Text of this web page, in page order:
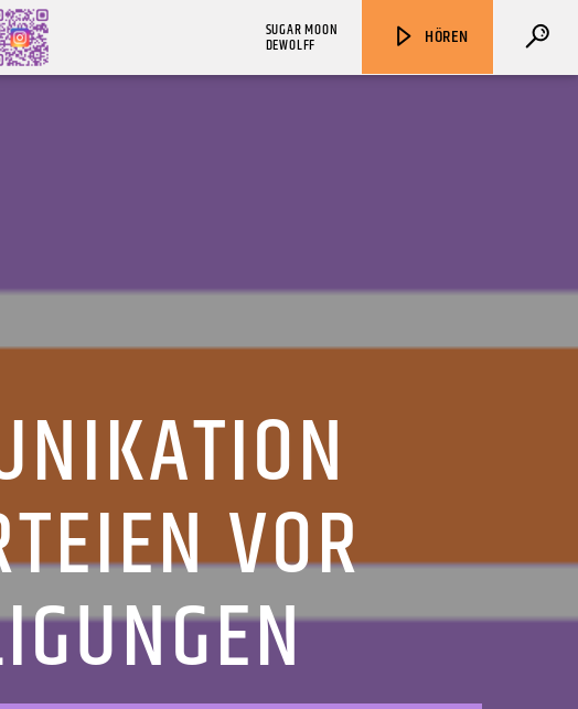
HÖREN
SUGAR MOON
DEWOLFF
VOR